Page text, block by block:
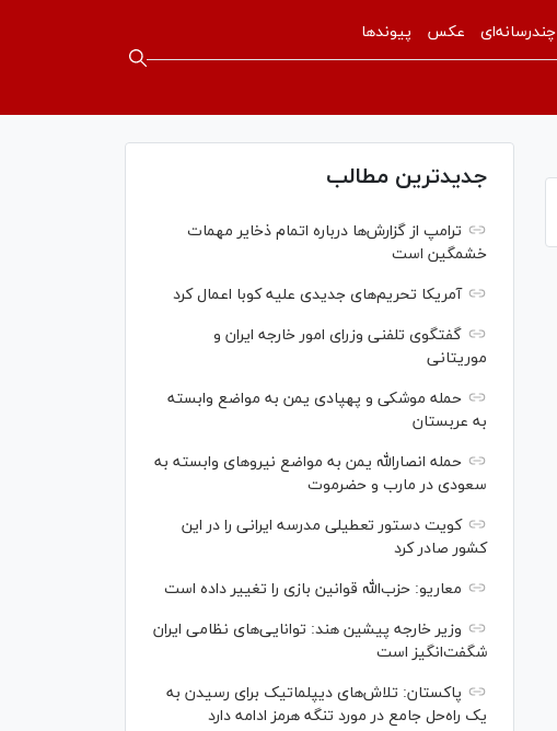
چندرسانه‌ای عکس پیوندها
جدیدترین مطالب
ترامپ از گزارش‌ها درباره اتمام ذخایر مهمات
خشمگین است
آمریکا تحریم‌های جدیدی علیه کوبا اعمال کرد
گفتگوی تلفنی وزرای امور خارجه ایران و
موریتانی
حمله موشکی و پهپادی یمن به مواضع وابسته
به عربستان
حمله انصارالله یمن به مواضع نیرو‌های وابسته به
سعودی در مارب و حضرموت
کویت دستور تعطیلی مدرسه ایرانی را در این
کشور صادر کرد
معاریو: حزب‌الله قوانین بازی را تغییر داده است
وزیر خارجه پیشین هند: توانایی‌های نظامی ایران
شگفت‌انگیز است
پاکستان: تلاش‌های دیپلماتیک برای رسیدن به
یک راه‌حل جامع در مورد تنگه هرمز ادامه دارد